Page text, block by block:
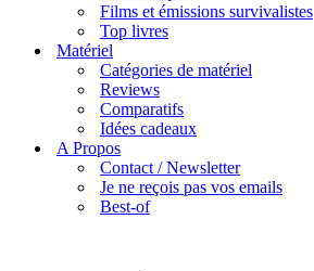
Films et émissions survivalistes
Top livres
Matériel
Catégories de matériel
Reviews
Comparatifs
Idées cadeaux
A Propos
Contact / Newsletter
Je ne reçois pas vos emails
Best-of